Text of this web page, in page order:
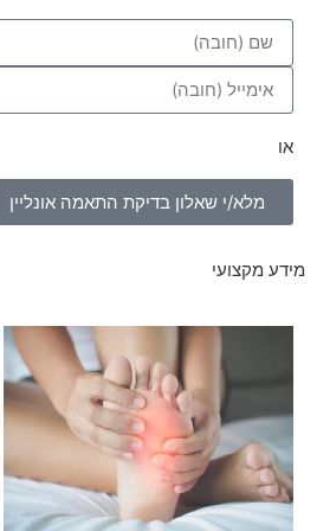
או
מלא/י שאלון בדיקת התאמה אונליין
מידע מקצועי